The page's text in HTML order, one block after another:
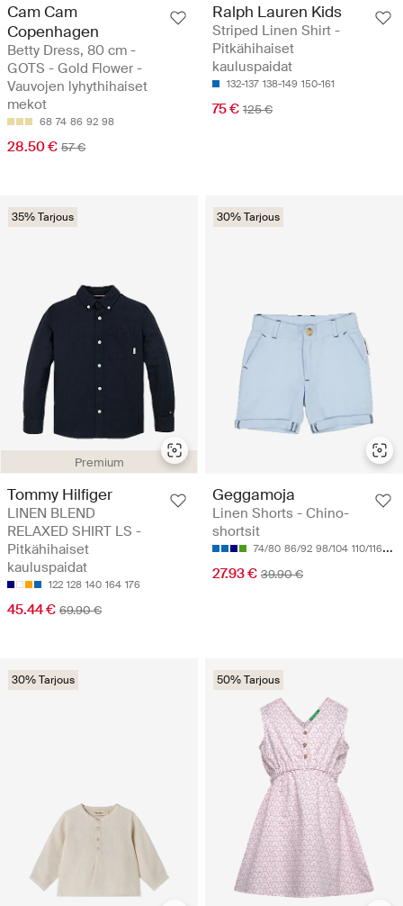
Cam Cam
Copenhagen
Betty Dress, 80 cm -
GOTS - Gold Flower -
Vauvojen lyhythihaiset
mekot
68 74 86 92 98
28.50 € 57 €
Ralph Lauren Kids
Striped Linen Shirt -
Pitkähihaiset
kauluspaidat
132-137 138-149 150-161
75 € 125 €
Premium
35% Tarjous
Tommy Hilfiger
LINEN BLEND
RELAXED SHIRT LS -
Pitkähihaiset
kauluspaidat
122 128 140 164 176
45.44 € 69.90 €
30% Tarjous
Geggamoja
Linen Shorts - Chino-
shortsit
74/80 86/92 98/104 110/116
27.93 € 39.90 €
30% Tarjous 50% Tarjous